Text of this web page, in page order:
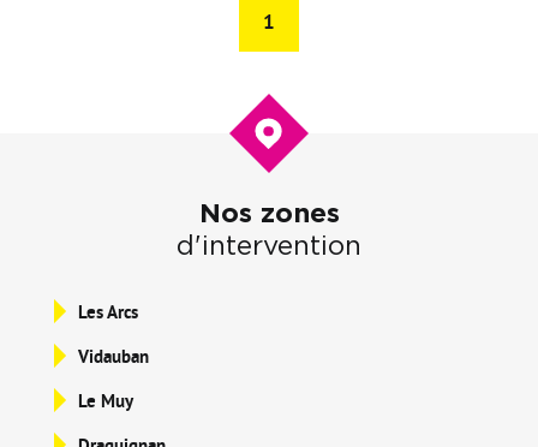
1
Nos zones
d'intervention
Les Arcs
Vidauban
Le Muy